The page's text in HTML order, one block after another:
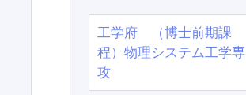
工学府 （博士前期課
程）物理システム工学専
攻